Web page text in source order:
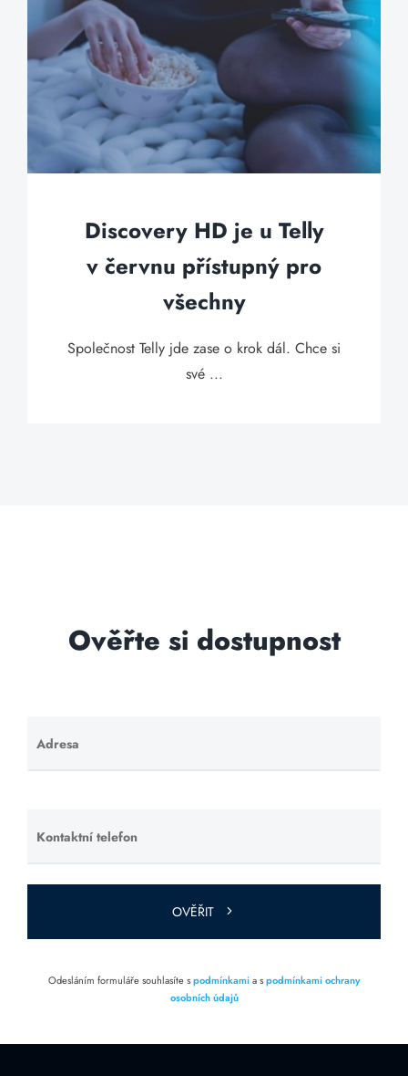
Discovery HD je u Telly
v červnu přístupný pro
všechny
Společnost Telly jde zase o krok dál. Chce si
své ...
Ověřte si dostupnost
Adresa
Ponechte
toto pole
Kontaktní telefon
Ponechte
toto pole
prázdné.
OVĚŘIT
Odesláním formuláře souhlasíte spodmínkamia spodmínkami ochrany
osobních údajů